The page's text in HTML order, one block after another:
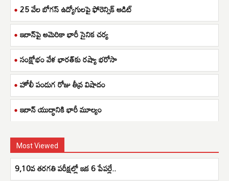
25 వేల బోగస్ ఉద్యోగులపై ఫోరెన్సిక్ ఆడిట్
ఇరాన్‌పై అమెరికా భారీ సైనిక చర్య
సంక్షోభం వేళ భారత్‌కు రష్యా భరోసా
హోలీ పండుగ రోజు తీవ్ర విషాదం
ఇరాన్ యుద్ధానికి భారీ మూల్యం
Most Viewed
9,10వ తరగతి పరీక్షల్లో ఇక 6 పేపర్లే..